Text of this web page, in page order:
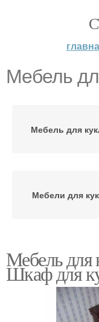
Мебель
Мебель для
Мебели для
Плетеная
Мебели в
Мебель для
Шкаф для